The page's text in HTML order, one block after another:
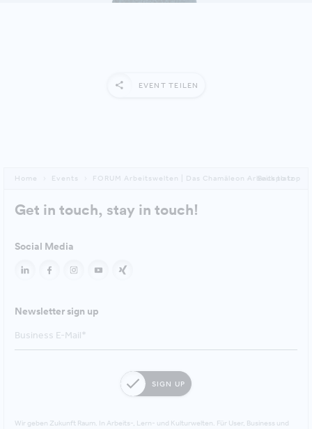
EVENT TEILEN
Home Events FORUM Arbeitswelten | Das Chamäleon Arbeitsplatz
Back to top
Get in touch, stay in touch!
Social Media
Newsletter sign up
SIGN UP
Wir geben Zukunft Raum. In Arbeits-, Lern- und Kulturwelten. Für User, Business und